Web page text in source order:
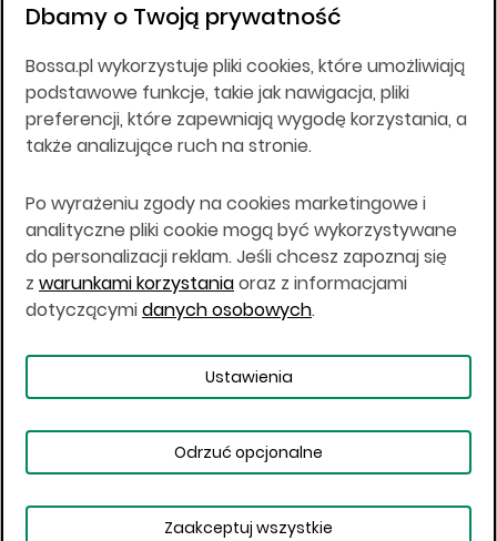
DM BOŚ działa na podstawie zezwolenia KNF z dnia
Wszelkie informacje na niniejszej stronie w tym
informacje o produktach inwestycyjnych nie są
kierowane do osób mających miejsce
zamieszkania lub pobytu w Stanach
Japonii, ani w dowolnej innej jurysdykcji, w której
taki materiał byłby sprzeczny z prawem lub w
których zgodne z prawem nabycie produktów
inwestycyjnych nie jest możliwe lub w której nie
jest możliwe złożenie oferty. Prawa obowiązujące
w danej jurysdykcji określają, czy jest możliwe
nabycie poszczególnych produktów
Copyright © 2026 BOŚ | BOSSA.PL
Warunki korzystania
Dane osobowe
Dbamy o Twoją prywatność
Bossa.pl wykorzystuje pliki cookies, które umożliwiają
podstawowe funkcje, takie jak nawigacja, pliki
preferencji, które zapewniają wygodę korzystania, a
także analizujące ruch na stronie.
Po wyrażeniu zgody na cookies marketingowe i
analityczne pliki cookie mogą być wykorzystywane
do personalizacji reklam. Jeśli chcesz zapoznaj się
z warunkami korzystaniaoraz z informacjami
dotyczącymidanych osobowych.
Ustawienia
Odrzuć opcjonalne
Zaakceptuj wszystkie